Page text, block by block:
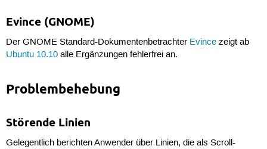
Evince (GNOME)
Der GNOME Standard-Dokumentenbetrachter Evincezeigt ab
Ubuntu 10.10alle Ergänzungen fehlerfrei an.
Problembehebung
Störende Linien
Gelegentlich berichten Anwender über Linien, die als Scroll-